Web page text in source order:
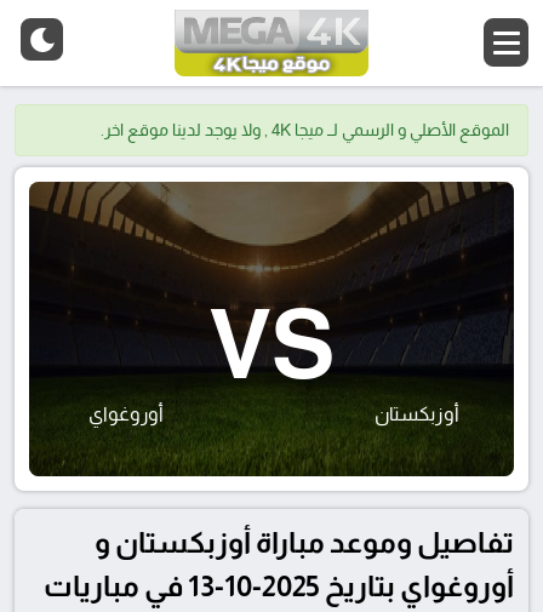
الموقع الأصلي و الرسمي لــ ميجا 4K , ولا يوجد لدينا موقع اخر.
أوزبكستان
VS
أوروغواي
تفاصيل وموعد مباراة أوزبكستان و
أوروغواي بتاريخ 2025-10-13 في مباريات